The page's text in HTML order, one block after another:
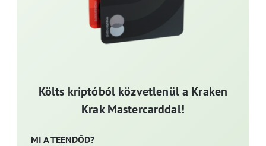
Költs kriptóból közvetlenül a Kraken
Krak Mastercarddal!
MI A TEENDŐD?